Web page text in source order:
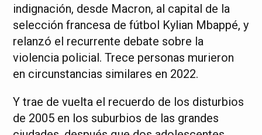
indignación, desde Macron, al capital de la
selección francesa de fútbol Kylian Mbappé, y
relanzó el recurrente debate sobre la
violencia policial. Trece personas murieron
en circunstancias similares en 2022.
Y trae de vuelta el recuerdo de los disturbios
de 2005 en los suburbios de las grandes